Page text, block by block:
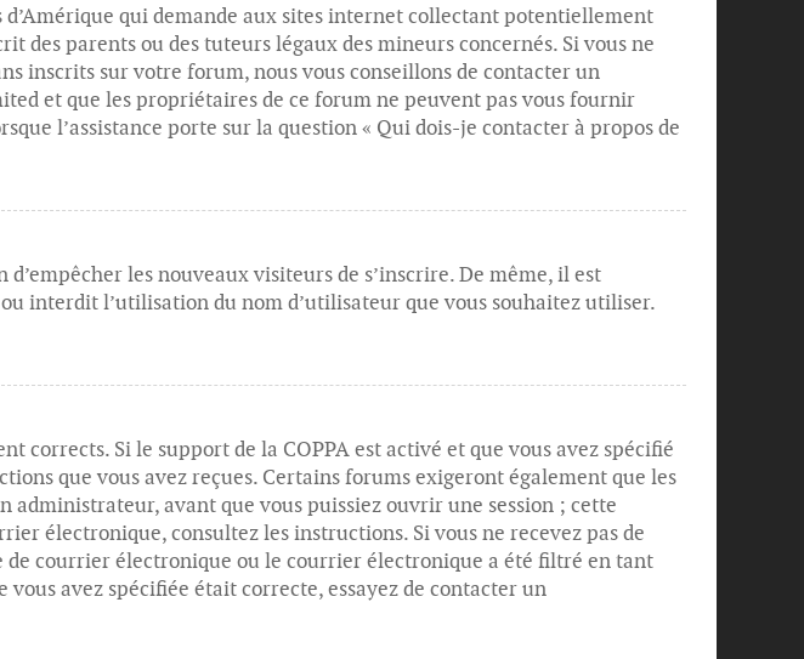
qui demande aux sites internet collectant potentiellement
des parents ou des tuteurs légaux des mineurs concernés. Si vous ne
inscrits sur votre forum, nous vous conseillons de contacter un
et que les propriétaires de ce forum ne peuvent pas vous fournir
l’assistance porte sur la question « Qui dois-je contacter à propos de
les nouveaux visiteurs de s’inscrire. De même, il est
interdit l’utilisation du nom d’utilisateur que vous souhaitez utiliser.
Si le support de la COPPA est activé et que vous avez spécifié
que vous avez reçues. Certains forums exigeront également que les
avant que vous puissiez ouvrir une session ; cette
électronique, consultez les instructions. Si vous ne recevez pas de
courrier électronique ou le courrier électronique a été filtré en tant
avez spécifiée était correcte, essayez de contacter un